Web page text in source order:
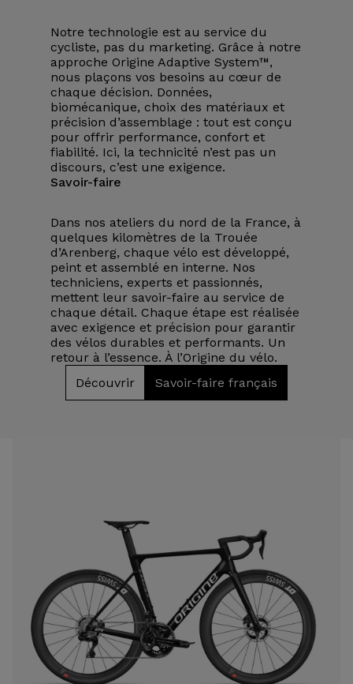
Notre technologie est au service du
cycliste, pas du marketing. Grâce à notre
approche Origine Adaptive System™,
nous plaçons vos besoins au cœur de
chaque décision. Données,
biomécanique, choix des matériaux et
précision d’assemblage : tout est conçu
pour offrir performance, confort et
fiabilité. Ici, la technicité n’est pas un
discours, c’est une exigence.
Savoir-faire
Dans nos ateliers du nord de la France, à
quelques kilomètres de la Trouée
d’Arenberg, chaque vélo est développé,
peint et assemblé en interne. Nos
techniciens, experts et passionnés,
mettent leur savoir-faire au service de
chaque détail. Chaque étape est réalisée
avec exigence et précision pour garantir
des vélos durables et performants. Un
retour à l’essence. À l’Origine du vélo.
Découvrir
Savoir-faire français